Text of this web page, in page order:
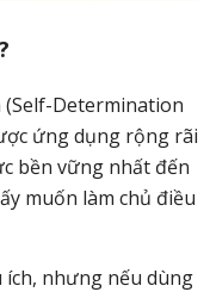
Determination
ứng dụng rộng rãi
bền vững nhất đến
muốn làm chủ điều
ích, nhưng nếu dùng